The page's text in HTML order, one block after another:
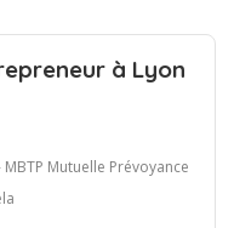
à Lyon
Mutuelle Prévoyance